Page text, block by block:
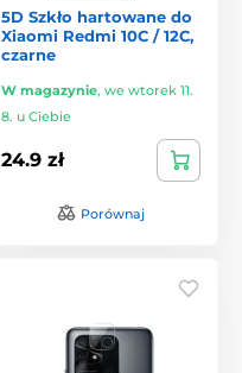
5D Szkło hartowane do
Xiaomi Redmi 10C / 12C,
czarne
W magazynie, we wtorek 11.
8. u Ciebie
24.9 zł
Porównaj